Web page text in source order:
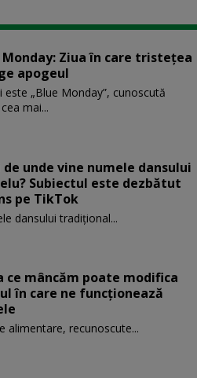
Monday: Ziua în care tristețea
apogeul
este „Blue Monday”, cunoscută
mai...
unde vine numele dansului
Subiectul este dezbătut
pe TikTok
dansului tradițional...
ce mâncăm poate modifica
în care ne funcţionează
alimentare, recunoscute...